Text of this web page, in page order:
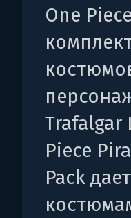
One
Trafalgar
Piece
Pack